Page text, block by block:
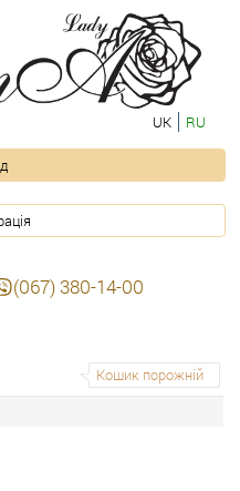
UK RU
(067) 380-14-00
Кошик порожній